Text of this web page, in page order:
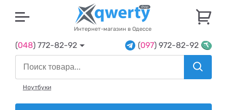
Интернет-магазин в Одессе
(048) 772-82-92 (097) 972-82-92
Ноутбуки